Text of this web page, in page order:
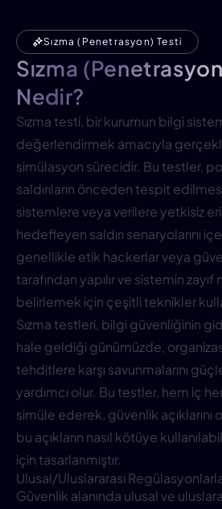
Sızma (Penetrasyon) Testi
Sızma
Nedir?
Sızma testi, bir kurumun bilgi
değerlendirmek amacıyla
simülasyon sürecidir. Bu testler,
saldırıların önceden tespit
sistemlere veya verilere yetkisiz
hedefleyen saldırı senaryolarını
genellikle etik hackerlar veya
tarafından yapılır ve sistemin zayıf
belirlemek için çeşitli teknikler
Sızma testleri, bilgi güvenliğinin
hale geldiği günümüzde,
tehditlere karşı savunmalarını
yardımcı olur. Bu testler, hem iç
simüle ederek, güvenlik açıklarını
bu açıkların nasıl kötüye
için tasarlanmıştır.
Ulusal/Uluslararası
Güvenlik alanında ulusal ve